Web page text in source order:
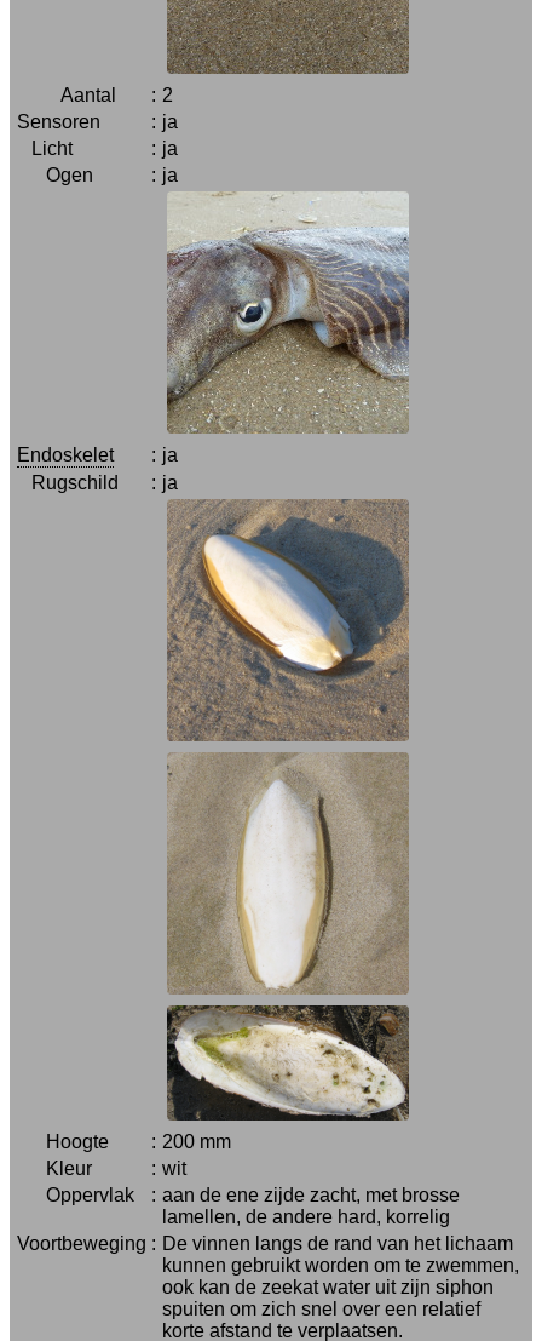
Aantal : 2
Sensoren
: ja
Licht
: ja
Ogen
: ja
Endoskelet : ja
Rugschild
: ja
Hoogte : 200 mm
Kleur
: wit
Oppervlak
: aan de ene zijde zacht, met brosse
lamellen, de andere hard, korrelig
Voortbeweging : De vinnen langs de rand van het lichaam
kunnen gebruikt worden om te zwemmen,
ook kan de zeekat water uit zijn siphon
spuiten om zich snel over een relatief
korte afstand te verplaatsen.